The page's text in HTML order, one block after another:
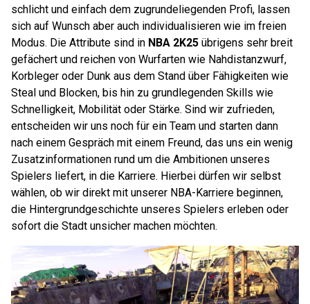
schlicht und einfach dem zugrundeliegenden Profi, lassen
sich auf Wunsch aber auch individualisieren wie im freien
Modus. Die Attribute sind in NBA 2K25 übrigens sehr breit
gefächert und reichen von Wurfarten wie Nahdistanzwurf,
Korbleger oder Dunk aus dem Stand über Fähigkeiten wie
Steal und Blocken, bis hin zu grundlegenden Skills wie
Schnelligkeit, Mobilität oder Stärke. Sind wir zufrieden,
entscheiden wir uns noch für ein Team und starten dann
nach einem Gespräch mit einem Freund, das uns ein wenig
Zusatzinformationen rund um die Ambitionen unseres
Spielers liefert, in die Karriere. Hierbei dürfen wir selbst
wählen, ob wir direkt mit unserer NBA-Karriere beginnen,
die Hintergrundgeschichte unseres Spielers erleben oder
sofort die Stadt unsicher machen möchten.